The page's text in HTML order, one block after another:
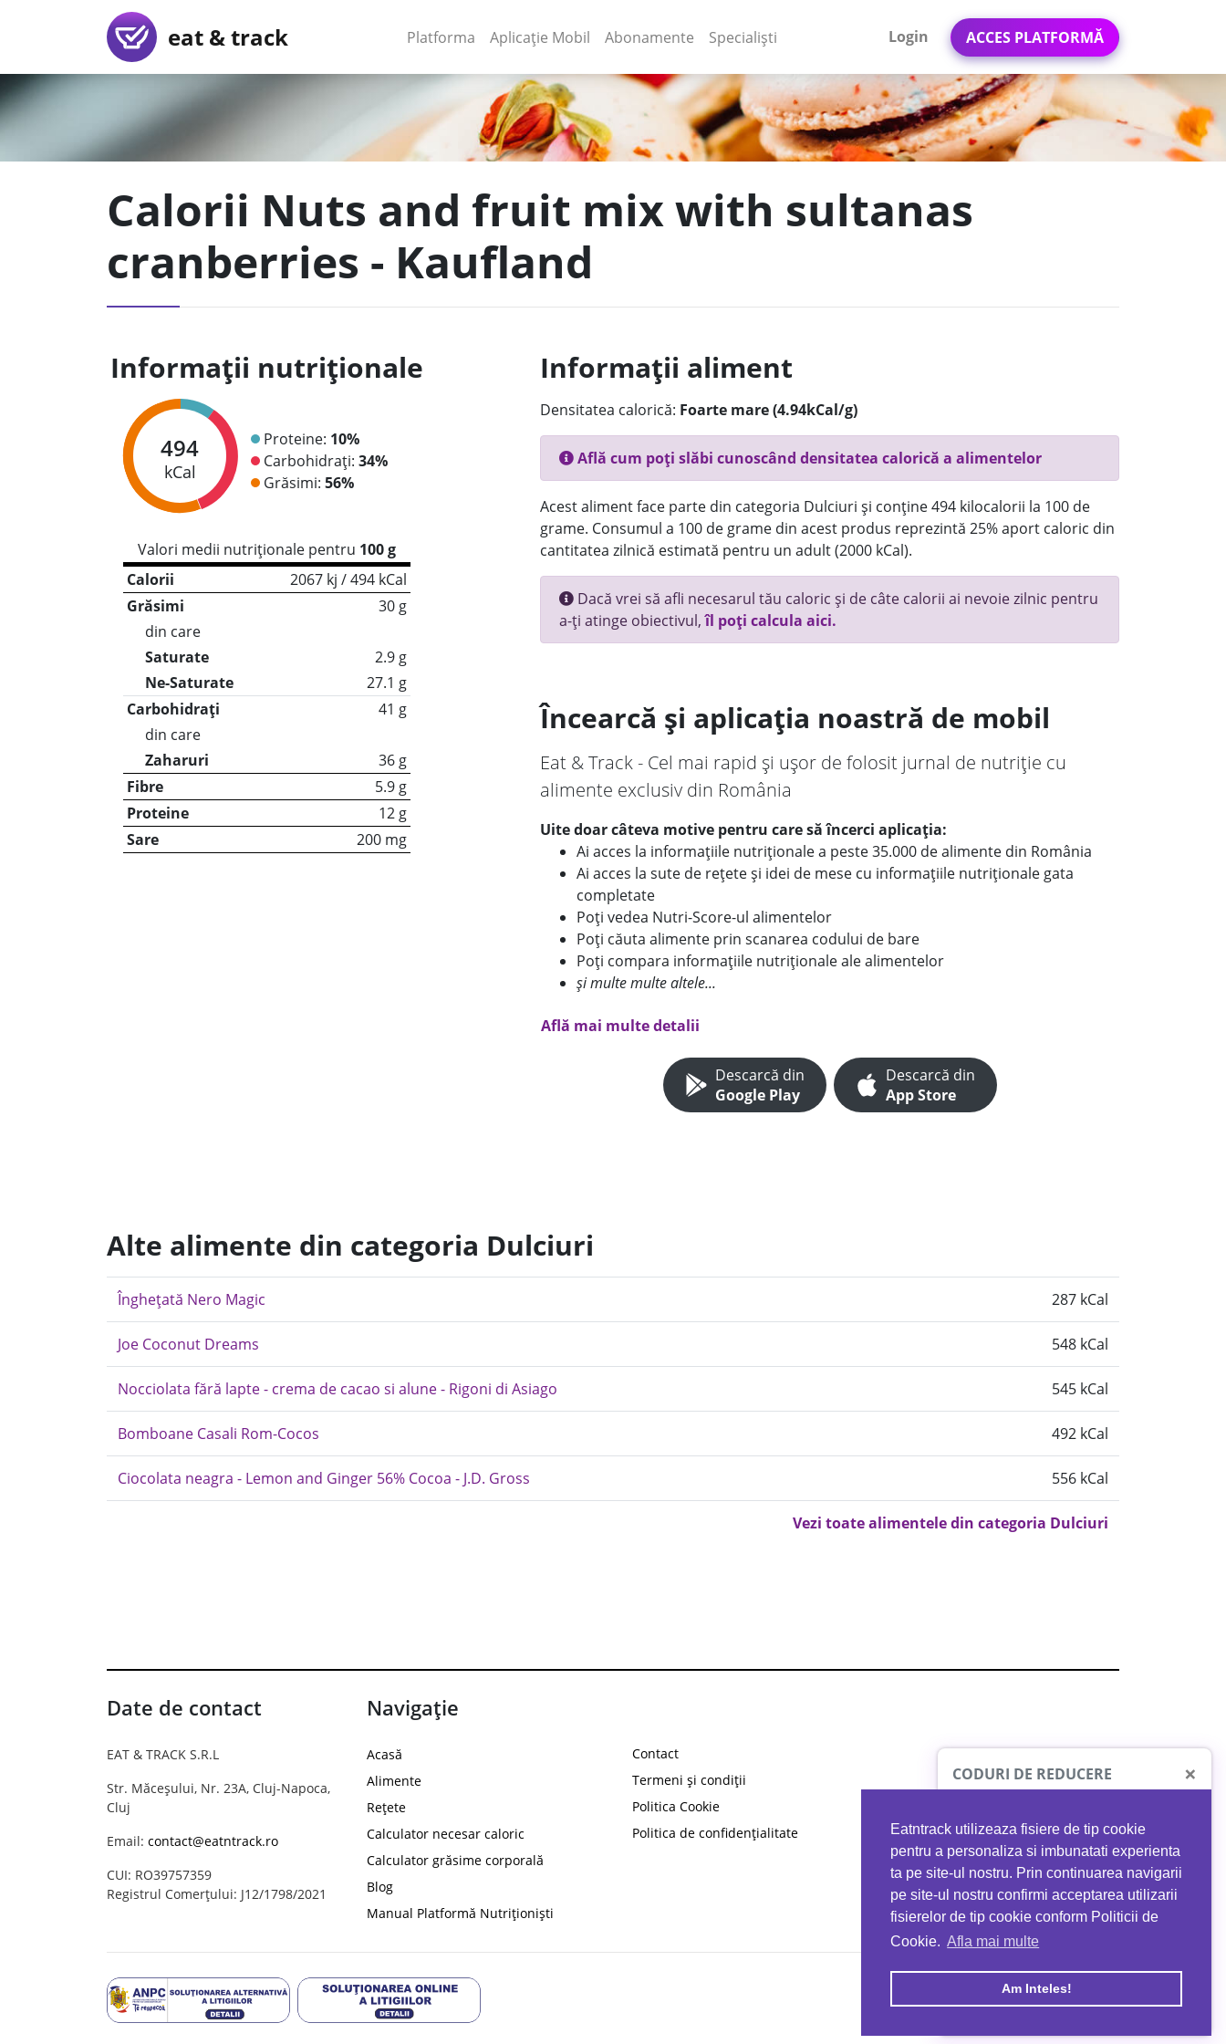
Eatntrack utilizeaza fisiere de tip cookie
pentru a personaliza si imbunatati experienta
ta pe site-ul nostru. Prin continuarea navigarii
pe site-ul nostru confirmi acceptarea utilizarii
fisierelor de tip cookie conform Politicii de
Cookie. Afla mai multe
Am Inteles!
eat & track Platforma (current)
Aplicație Mobil (current)
Abonamente Specialiști Login ACCES PLATFORMĂ
Calorii Nuts and fruit mix with sultanas
cranberries - Kaufland
Informații nutriționale
494
kCal
Proteine: 10%
Carbohidrați: 34%
Grăsimi: 56%
Valori medii nutriționale pentru 100 g
Calorii
2067 kj / 494 kCal
Grăsimi
30 g
din care
Saturate
2.9 g
Ne-Saturate
27.1 g
Carbohidrați
41 g
din care
Zaharuri
36 g
Fibre
5.9 g
Proteine
12 g
Sare
200 mg
Informații aliment
Densitatea calorică: Foarte mare (4.94kCal/g)
Află cum poți slăbi cunoscând densitatea calorică a alimentelor
Acest aliment face parte din categoria Dulciuri și conține 494 kilocalorii la 100 de
grame. Consumul a 100 de grame din acest produs reprezintă 25% aport caloric din
cantitatea zilnică estimată pentru un adult (2000 kCal).
Dacă vrei să afli necesarul tău caloric și de câte calorii ai nevoie zilnic pentru
a-ți atinge obiectivul,îl poți calcula aici.
Încearcă și aplicația noastră de mobil
Eat & Track - Cel mai rapid și ușor de folosit jurnal de nutriție cu
alimente exclusiv din România
Uite doar câteva motive pentru care să încerci aplicația:
Ai acces la informațiile nutriționale a peste 35.000 de alimente din România
Ai acces la sute de rețete și idei de mese cu informațiile nutriționale gata
completate
Poți vedea Nutri-Score-ul alimentelor
Poți căuta alimente prin scanarea codului de bare
Poți compara informațiile nutriționale ale alimentelor
și multe multe altele...
Află mai multe detalii
Descarcă din
Google Play
Descarcă din
App Store
Alte alimente din categoria Dulciuri
Înghețată Nero Magic 287 kCal
Joe Coconut Dreams 548 kCal
Nocciolata fără lapte - crema de cacao si alune - Rigoni di Asiago 545 kCal
Bomboane Casali Rom-Cocos 492 kCal
Ciocolata neagra - Lemon and Ginger 56% Cocoa - J.D. Gross 556 kCal
Vezi toate alimentele din categoria Dulciuri
Date de contact
EAT & TRACK S.R.L
Str. Măceșului, Nr. 23A, Cluj-Napoca,
Cluj
Email: contact@eatntrack.ro
CUI: RO39757359
Registrul Comerțului: J12/1798/2021
Navigație
Acasă
Alimente
Rețete
Calculator necesar caloric
Calculator grăsime corporală
Blog
Manual Platformă Nutriționiști
Contact
Termeni și condiții
Politica Cookie
Politica de confidențialitate
CODURI DE REDUCERE ×
PROTO41
reducere la orice comandă
EATNTRACK
MYPROTEIN
Ai40%reducere la orice comandă
folosind codul EATTRACK